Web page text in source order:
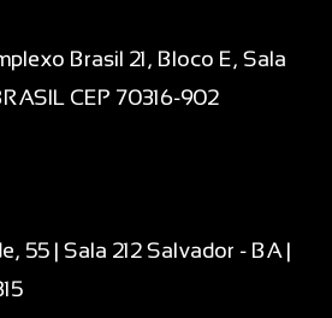
Brasil 21, Bloco E, Sala
CEP 70316-902
55 | Sala 212 Salvador - BA |